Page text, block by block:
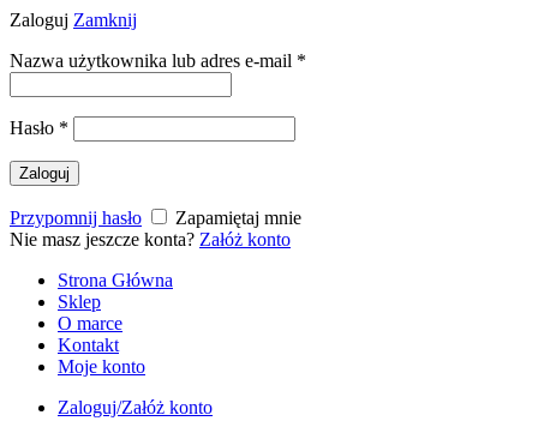
Zaloguj Zamknij
Nazwa użytkownika lub adres e-mail *
Hasło *
Zaloguj
Przypomnij hasło
Zapamiętaj mnie
Nie masz jeszcze konta? Załóż konto
Strona Główna
Sklep
O marce
Kontakt
Moje konto
Zaloguj/Załóż konto